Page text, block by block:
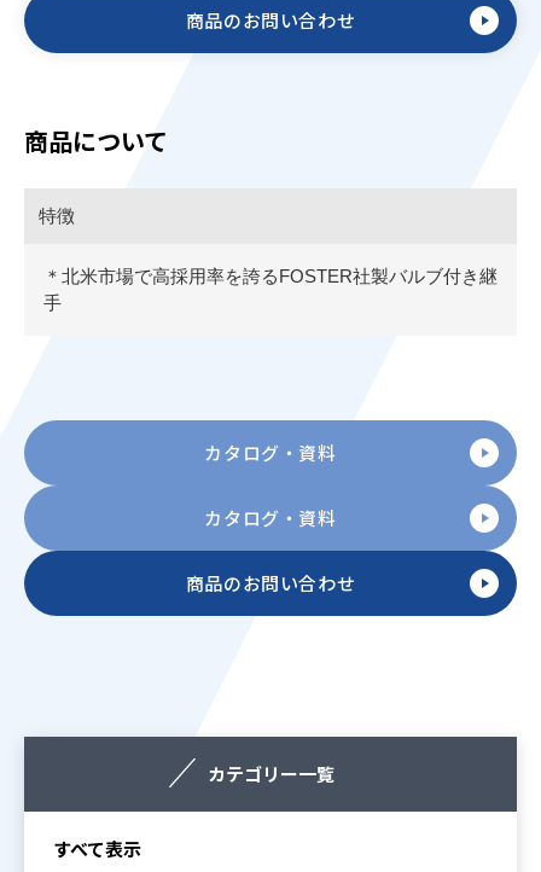
商品のお問い合わせ
商品について
特徴
＊北米市場で高採用率を誇るFOSTER社製バルブ付き継
手
カタログ・資料
カタログ・資料
商品のお問い合わせ
カテゴリー一覧
すべて表示